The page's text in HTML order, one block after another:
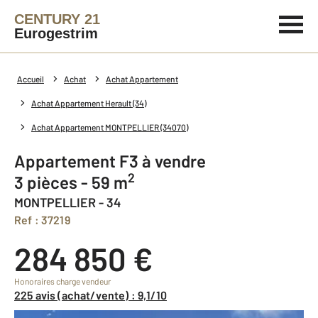
CENTURY 21
Eurogestrim
Accueil Achat Achat Appartement
Achat Appartement Herault (34)
Achat Appartement MONTPELLIER (34070)
Appartement F3 à vendre
3 pièces - 59 m2
MONTPELLIER - 34
Ref : 37219
284 850 €
Honoraires charge vendeur
225 avis (achat/vente) : 9,1/10